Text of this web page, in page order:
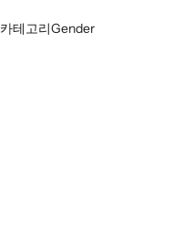
카테고리Gender